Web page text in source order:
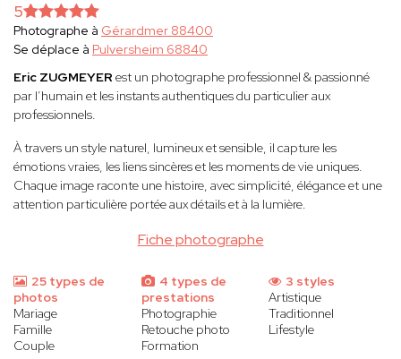
Fiche photographe
5
Photographe à Gérardmer 88400
Se déplace à Pulversheim 68840
Eric ZUGMEYER est un photographe professionnel & passionné
par l’humain et les instants authentiques du particulier aux
professionnels.
À travers un style naturel, lumineux et sensible, il capture les
émotions vraies, les liens sincères et les moments de vie uniques.
Chaque image raconte une histoire, avec simplicité, élégance et une
attention particulière portée aux détails et à la lumière.
25 types de
photos
Mariage
Famille
Couple
4 types de
prestations
Photographie
Retouche photo
Formation
3 styles
Artistique
Traditionnel
Lifestyle